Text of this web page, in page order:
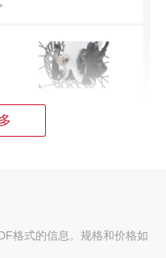
格式的信息。规格和价格如